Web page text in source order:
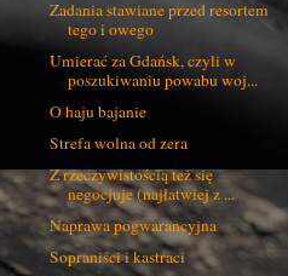
Zadania stawiane przed resortem
tego i owego
Umierać za Gdańsk, czyli w
poszukiwaniu powabu woj...
O haju bajanie
Strefa wolna od zera
Z rzeczywistością też się
negocjuje (najłatwiej z ...
Naprawa pogwarancyjna
Sopraniści i kastraci